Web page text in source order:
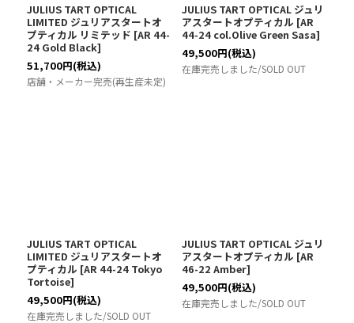
JULIUS TART OPTICAL
LIMITED ジュリアスタートオ
プティカル リミテッド [AR 44-
24 Gold Black]
51,700円(税込)
店舗・メーカー完売(再生産未定)
JULIUS TART OPTICAL ジュリ
アスタートオプティカル [AR
44-24 col.Olive Green Sasa]
49,500円(税込)
在庫完売しました/SOLD OUT
JULIUS TART OPTICAL
LIMITED ジュリアスタートオ
プティカル [AR 44-24 Tokyo
Tortoise]
49,500円(税込)
在庫完売しました/SOLD OUT
JULIUS TART OPTICAL ジュリ
アスタートオプティカル [AR
46-22 Amber]
49,500円(税込)
在庫完売しました/SOLD OUT